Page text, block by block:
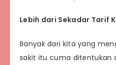
Lebih dari Sekadar Tarif
Banyak dari kita yang
sakit itu cuma ditentukan